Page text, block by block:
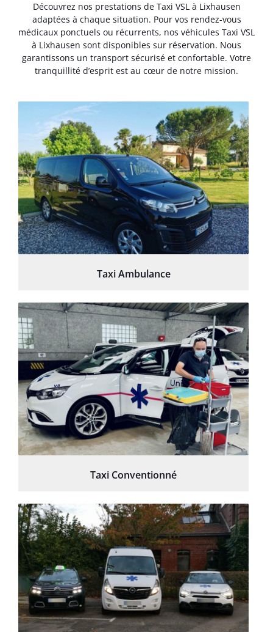
Découvrez nos prestations de Taxi VSL à Lixhausen
adaptées à chaque situation. Pour vos rendez-vous
médicaux ponctuels ou récurrents, nos véhicules Taxi VSL
à Lixhausen sont disponibles sur réservation. Nous
garantissons un transport sécurisé et confortable. Votre
tranquillité d’esprit est au cœur de notre mission.
Taxi Ambulance
Taxi Conventionné